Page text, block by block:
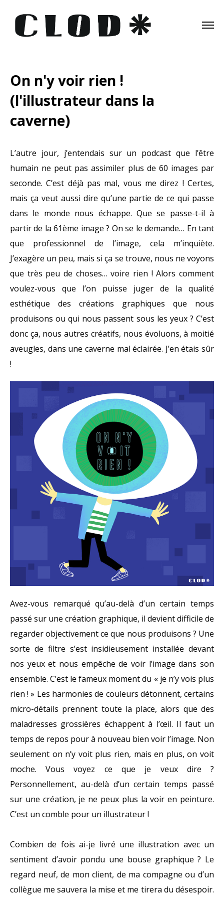
On n'y voir rien !
(l'illustrateur dans la
caverne)
L’autre jour, j’entendais sur un podcast que l’être
humain ne peut pas assimiler plus de 60 images par
seconde. C’est déjà pas mal, vous me direz ! Certes,
mais ça veut aussi dire qu’une partie de ce qui passe
dans le monde nous échappe. Que se passe-t-il à
partir de la 61ème image ? On se le demande… En tant
que professionnel de l’image, cela m’inquiète.
J’exagère un peu, mais si ça se trouve, nous ne voyons
que très peu de choses… voire rien ! Alors comment
voulez-vous que l’on puisse juger de la qualité
esthétique des créations graphiques que nous
produisons ou qui nous passent sous les yeux ? C’est
donc ça, nous autres créatifs, nous évoluons, à moitié
aveugles, dans une caverne mal éclairée. J’en étais sûr
!
Avez-vous remarqué qu’au-delà d’un certain temps
passé sur une création graphique, il devient difficile de
regarder objectivement ce que nous produisons ? Une
sorte de filtre s’est insidieusement installée devant
nos yeux et nous empêche de voir l’image dans son
ensemble. C’est le fameux moment du « je n’y vois plus
rien ! » Les harmonies de couleurs détonnent, certains
micro-détails prennent toute la place, alors que des
maladresses grossières échappent à l’œil. Il faut un
temps de repos pour à nouveau bien voir l’image. Non
seulement on n’y voit plus rien, mais en plus, on voit
moche. Vous voyez ce que je veux dire ?
Personnellement, au-delà d’un certain temps passé
sur une création, je ne peux plus la voir en peinture.
C’est un comble pour un illustrateur !
Combien de fois ai-je livré une illustration avec un
sentiment d’avoir pondu une bouse graphique ? Le
regard neuf, de mon client, de ma compagne ou d’un
collègue me sauvera la mise et me tirera du désespoir.